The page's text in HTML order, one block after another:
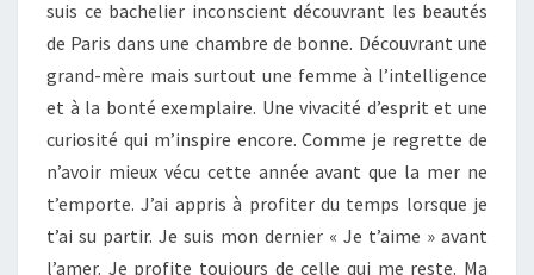
suis ce bachelier inconscient découvrant les beautés
de Paris dans une chambre de bonne. Découvrant une
grand-mère mais surtout une femme à l’intelligence
et à la bonté exemplaire. Une vivacité d’esprit et une
curiosité qui m’inspire encore. Comme je regrette de
n’avoir mieux vécu cette année avant que la mer ne
t’emporte. J’ai appris à profiter du temps lorsque je
t’ai su partir. Je suis mon dernier « Je t’aime » avant
l’amer. Je profite toujours de celle qui me reste. Ma